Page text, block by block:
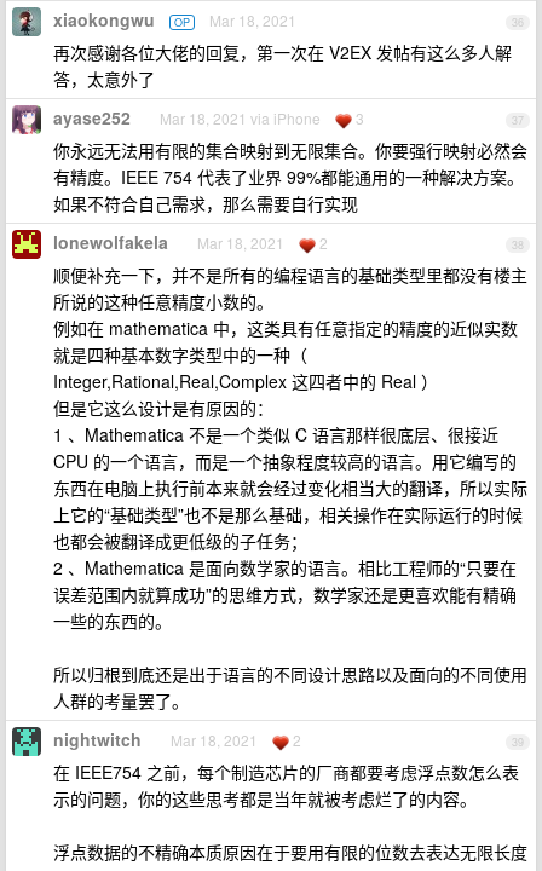
36
xiaokongwu OP Mar 18, 2021
再次感谢各位大佬的回复，第一次在 V2EX 发帖有这么多人解
答，太意外了
37
ayase252 Mar 18, 2021 via iPhone 3
你永远无法用有限的集合映射到无限集合。你要强行映射必然会
有精度。IEEE 754 代表了业界 99%都能通用的一种解决方案。
如果不符合自己需求，那么需要自行实现
38
lonewolfakela Mar 18, 2021 2
顺便补充一下，并不是所有的编程语言的基础类型里都没有楼主
所说的这种任意精度小数的。
例如在 mathematica 中，这类具有任意指定的精度的近似实数
就是四种基本数字类型中的一种（
Integer,Rational,Real,Complex 这四者中的 Real ）
但是它这么设计是有原因的：
1 、Mathematica 不是一个类似 C 语言那样很底层、很接近
CPU 的一个语言，而是一个抽象程度较高的语言。用它编写的
东西在电脑上执行前本来就会经过变化相当大的翻译，所以实际
上它的“基础类型”也不是那么基础，相关操作在实际运行的时候
也都会被翻译成更低级的子任务；
2 、Mathematica 是面向数学家的语言。相比工程师的“只要在
误差范围内就算成功”的思维方式，数学家还是更喜欢能有精确
一些的东西的。
所以归根到底还是出于语言的不同设计思路以及面向的不同使用
人群的考量罢了。
39
nightwitch Mar 18, 2021 2
在 IEEE754 之前，每个制造芯片的厂商都要考虑浮点数怎么表
示的问题，你的这些思考都是当年就被考虑烂了的内容。
浮点数据的不精确本质原因在于要用有限的位数去表达无限长度